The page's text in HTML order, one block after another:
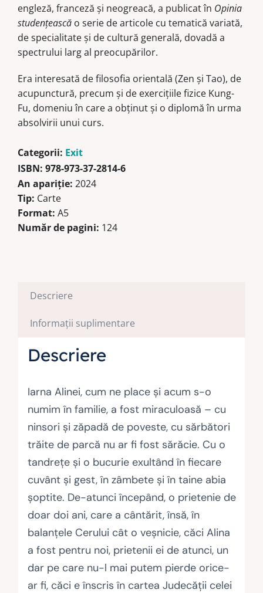
engleză, franceză şi neogreacă, a publicat în Opinia
studenţeascăo serie de articole cu tematică variată,
de specialitate şi de cultură generală, dovadă a
spectrului larg al preocupărilor.
Era interesată de filosofia orientală (Zen şi Tao), de
acupunctură, precum şi de exerciţiile fizice Kung-
Fu, domeniu în care a obţinut şi o diplomă în urma
absolvirii unui curs.
Categorii: Exit
ISBN: 978-973-37-2814-6
An apariție: 2024
Tip: Carte
Format: A5
Număr de pagini: 124
Descriere
Informații suplimentare
Descriere
Iarna Alinei, cum ne place şi acum s-o
numim în familie, a fost miraculoasă – cu
ninsori şi zăpadă de poveste, cu sărbători
trăite de parcă nu ar fi fost sărăcie. Cu o
tandreţe şi o bucurie exultând în fiecare
cuvânt şi gest, în zâmbete şi în taine abia
şoptite. De-atunci începând, o prietenie de
doar doi ani, care a cântărit, însă, în
balanţele Cerului cât o veşnicie, căci Alina
a fost pentru noi, prietenii ei de atunci, un
dar pe care nu-l mai putem pierde orice-
ar fi, căci e înscris în cartea Judecăţii celei